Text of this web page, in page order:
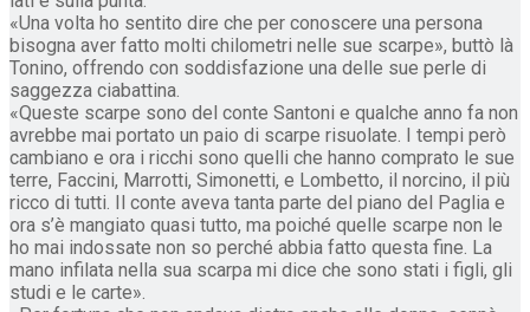
«Una volta ho sentito dire che per conoscere una persona
bisogna aver fatto molti chilometri nelle sue scarpe», buttò là
Tonino, offrendo con soddisfazione una delle sue perle di
saggezza ciabattina.
«Queste scarpe sono del conte Santoni e qualche anno fa non
avrebbe mai portato un paio di scarpe risuolate. I tempi però
cambiano e ora i ricchi sono quelli che hanno comprato le sue
terre, Faccini, Marrotti, Simonetti, e Lombetto, il norcino, il più
ricco di tutti. Il conte aveva tanta parte del piano del Paglia e
ora s’è mangiato quasi tutto, ma poiché quelle scarpe non le
ho mai indossate non so perché abbia fatto questa fine. La
mano infilata nella sua scarpa mi dice che sono stati i figli, gli
studi e le carte».